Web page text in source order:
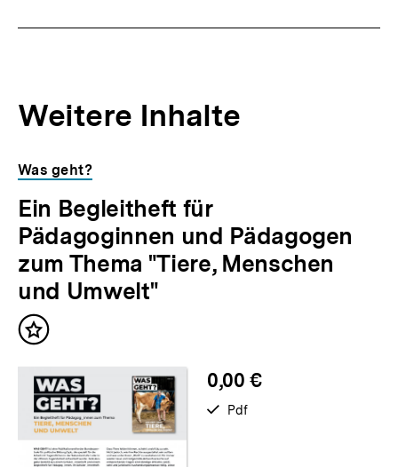
Weitere Inhalte
Inhaltskarousell
für
weitere
Inhalte
Inhaltskarussell
überspringen
Was geht?
Ein Begleitheft für
Pädagoginnen und Pädagogen
zum Thema "Tiere, Menschen
und Umwelt"
Inhalt
0,00 €
verfügbar
Pdf